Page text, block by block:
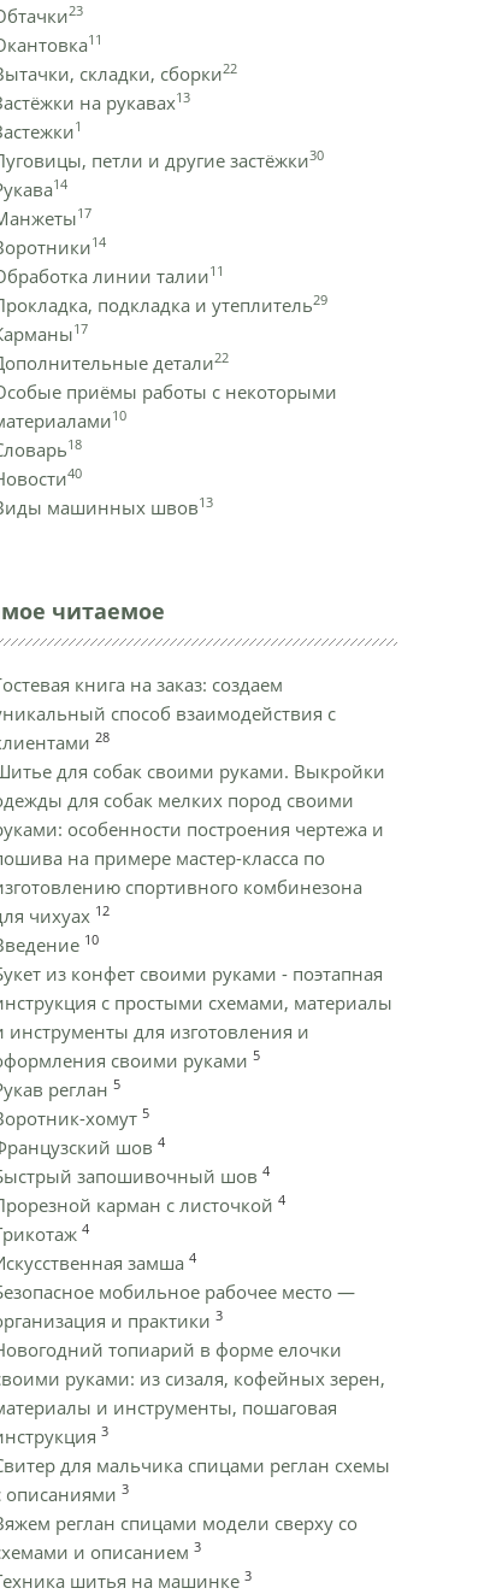
23
11
складки, сборки22
на рукавах13
1
петли и другие застёжки30
14
17
14
линии талии11
подкладка и утеплитель29
17
детали22
приёмы работы с некоторыми
10
18
40
машинных швов13
читаемое
книга на заказ: создаем
способ взаимодействия с
28
для собак своими руками. Выкройки
для собак мелких пород своими
особенности построения чертежа и
на примере мастер-класса по
спортивного комбинезона
чихуах 12
10
из конфет своими руками - поэтапная
с простыми схемами, материалы
инструменты для изготовления и
своими руками 5
реглан 5
хомут 5
шов 4
запошивочный шов 4
карман с листочкой 4
4
замша 4
мобильное рабочее место —
и практики 3
топиарий в форме елочки
руками: из сизаля, кофейных зерен,
и инструменты, пошаговая
3
для мальчика спицами реглан схемы
описаниями 3
реглан спицами модели сверху со
и описанием 3
шитья на машинке 3